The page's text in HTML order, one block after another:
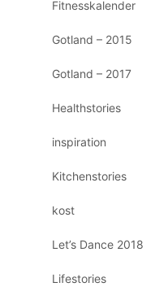
Fitnesskalender
Gotland – 2015
Gotland – 2017
Healthstories
inspiration
Kitchenstories
kost
Let’s Dance 2018
Lifestories